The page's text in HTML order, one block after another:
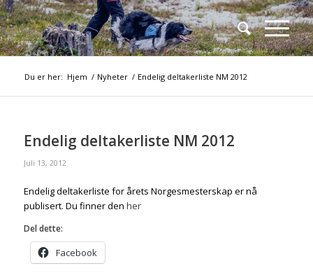
Du er her: Hjem / Nyheter / Endelig deltakerliste NM 2012
Endelig deltakerliste NM 2012
Juli 13, 2012
Endelig deltakerliste for årets Norgesmesterskap er nå
publisert. Du finner den her
Del dette:
Facebook